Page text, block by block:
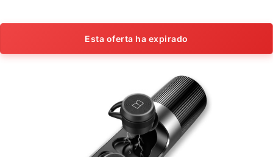
Esta oferta ha expirado